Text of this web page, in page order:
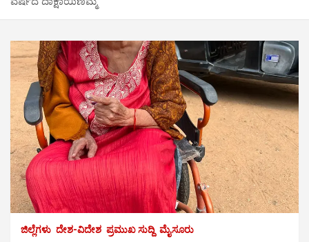
ಜಿಲ್ಲೆಗಳು ದೇಶ-ವಿದೇಶ ಪ್ರಮುಖ ಸುದ್ದಿ ಮೈಸೂರು